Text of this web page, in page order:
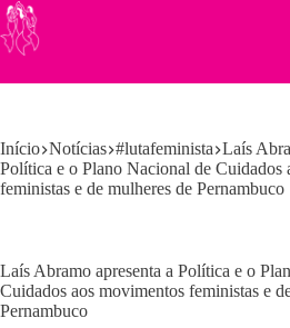
Pular
para
o
Início Notícias #lutafeminista Laís
Política e o Plano Nacional de Cuidados
feministas e de mulheres de Pernambuco
Laís Abramo apresenta a Política e o
Cuidados aos movimentos feministas e
Pernambuco